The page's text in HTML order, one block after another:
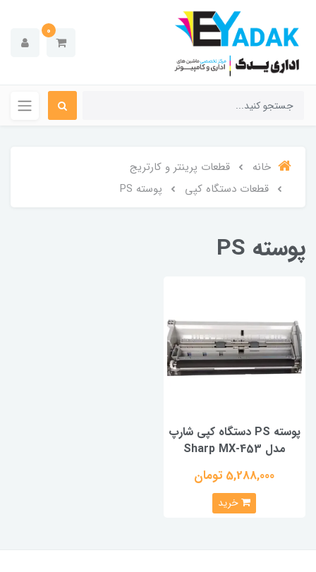
0
خانه
قطعات پرینتر و کارتریج
قطعات دستگاه کپی
پوسته PS
پوسته PS
پوسته PS دستگاه کپی شارپ
مدل Sharp MX-453
5,288,000 تومان
خرید